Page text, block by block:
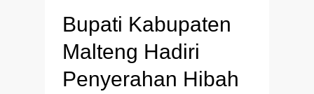
Bupati Kabupaten
Malteng Hadiri
Penyerahan Hibah